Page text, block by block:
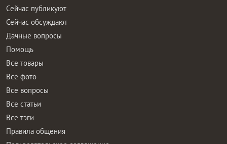
Сейчас публикуют
Сейчас обсуждают
Дачные вопросы
Помощь
Все товары
Все фото
Все вопросы
Все статьи
Все тэги
Правила общения